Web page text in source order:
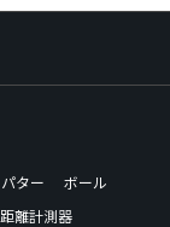
パター
ボール
距離計測器